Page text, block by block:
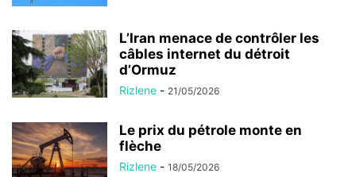
L’Iran menace de contrôler les
câbles internet du détroit
d’Ormuz
Rizlene - 21/05/2026
Le prix du pétrole monte en
flèche
Rizlene - 18/05/2026